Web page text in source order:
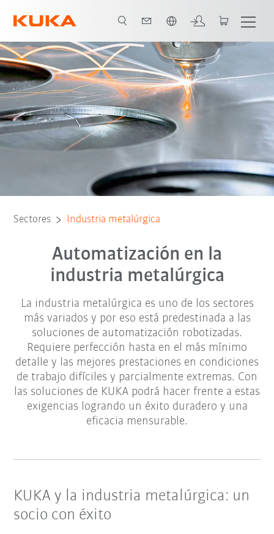
Conocimiento técnico Casos de estudio Documentación técnica
Sectores Industria metalúrgica
Automatización en la
industria metalúrgica
La industria metalúrgica es uno de los sectores
más variados y por eso está predestinada a las
soluciones de automatización robotizadas.
Requiere perfección hasta en el más mínimo
detalle y las mejores prestaciones en condiciones
de trabajo difíciles y parcialmente extremas. Con
las soluciones de KUKA podrá hacer frente a estas
exigencias logrando un éxito duradero y una
eficacia mensurable.
KUKA y la industria metalúrgica: un
socio con éxito